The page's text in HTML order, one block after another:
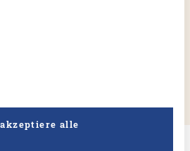
Gruppen, für die eine
alle